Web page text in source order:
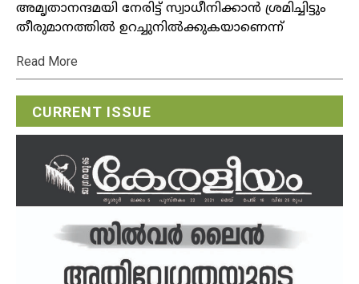
അമൃതാനന്ദമയി നേരിട്ട് സ്വാധീനിക്കാന്‍ ശ്രമിച്ചിട്ടും
തീരുമാനത്തില്‍ ഉറച്ചുനില്‍ക്കുകയാണെന്ന്
Read More
CURRENT ISSUE